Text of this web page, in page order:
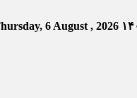
6 August , 2026